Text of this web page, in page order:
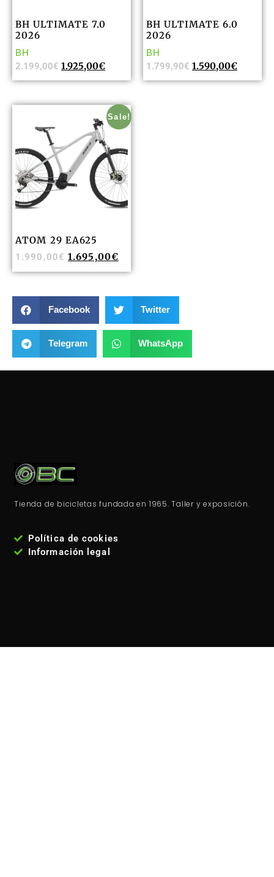
BH ULTIMATE 7.0
2026
BH
2.199,00€ 1.925,00€
BH ULTIMATE 6.0
2026
BH
1.799,90€ 1.590,00€
Sale!
ATOM 29 EA625
1.990,00€ 1.695,00€
Facebook Twitter
Telegram WhatsApp
Tienda de bicicletas fundada en 1965. Taller y exposición.
Política de cookies
Información legal